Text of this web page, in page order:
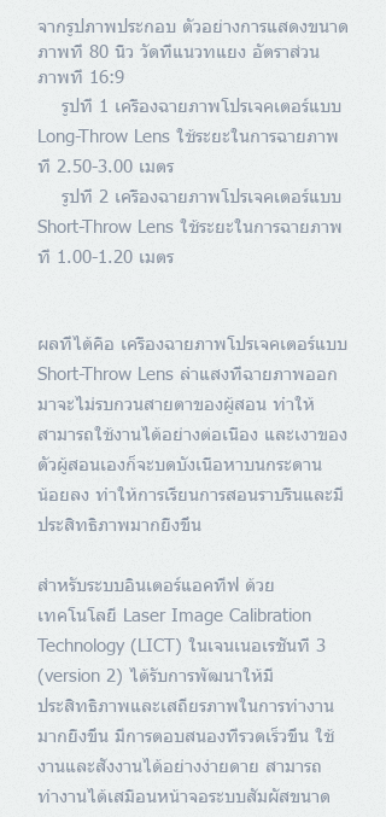
จากรูปภาพประกอบ ตัวอย่างการแสดงขนาด
ภาพที่ 80 นิ้ว วัดที่แนวทแยง อัตราส่วน
ภาพที่ 16:9
รูปที่ 1 เครื่องฉายภาพโปรเจคเตอร์แบบ
Long-Throw Lens ใช้ระยะในการฉายภาพ
ที่ 2.50-3.00 เมตร
รูปที่ 2 เครื่องฉายภาพโปรเจคเตอร์แบบ
Short-Throw Lens ใช้ระยะในการฉายภาพ
ที่ 1.00-1.20 เมตร
ผลที่ได้คือ เครื่องฉายภาพโปรเจคเตอร์แบบ
Short-Throw Lens ลำแสงที่ฉายภาพออก
มาจะไม่รบกวนสายตาของผู้สอน ทำให้
สามารถใช้งานได้อย่างต่อเนื่อง และเงาของ
ตัวผู้สอนเองก็จะบดบังเนื้อหาบนกระดาน
น้อยลง ทำให้การเรียนการสอนราบรื่นและมี
ประสิทธิภาพมากยิ่งขึ้น
สำหรับระบบอินเตอร์แอคทีฟ ด้วย
เทคโนโลยี Laser Image Calibration
Technology (LICT) ในเจนเนอเรชั่นที่ 3
(version 2) ได้รับการพัฒนาให้มี
ประสิทธิภาพและเสถียรภาพในการทำงาน
มากยิ่งขึ้น มีการตอบสนองที่รวดเร็วขึ้น ใช้
งานและสั่งงานได้อย่างง่ายดาย สามารถ
ทำงานได้เสมือนหน้าจอระบบสัมผัสขนาด